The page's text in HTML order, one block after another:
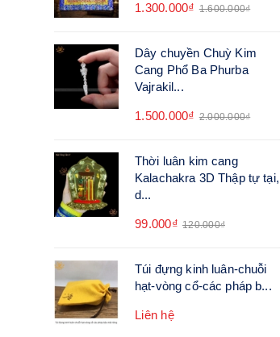
1.300.000₫ 1.600.000₫
Dây chuyền Chuỳ Kim
Cang Phổ Ba Phurba
Vajrakil...
1.500.000₫ 2.000.000₫
Thời luân kim cang
Kalachakra 3D Thập tự tại,
d...
99.000₫ 120.000₫
Túi đựng kinh luân-chuỗi
hạt-vòng cổ-các pháp b...
Liên hệ